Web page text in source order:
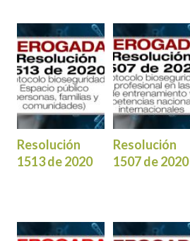
Resolución
1513 de 2020
Resolución
1507 de 2020